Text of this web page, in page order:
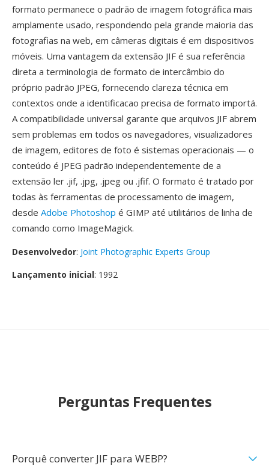
formato permanece o padrão de imagem fotográfica mais
amplamente usado, respondendo pela grande maioria das
fotografias na web, em câmeras digitais é em dispositivos
móveis. Uma vantagem da extensão JIF é sua referência
direta a terminologia de formato de intercâmbio do
próprio padrão JPEG, fornecendo clareza técnica em
contextos onde a identificacao precisa de formato importá.
A compatibilidade universal garante que arquivos JIF abrem
sem problemas em todos os navegadores, visualizadores
de imagem, editores de foto é sistemas operacionais — o
conteúdo é JPEG padrão independentemente de a
extensão ler .jif, .jpg, .jpeg ou .jfif. O formato é tratado por
todas às ferramentas de processamento de imagem,
desde Adobe Photoshop é GIMP até utilitários de linha de
comando como ImageMagick.
Desenvolvedor: Joint Photographic Experts Group
Lançamento inicial: 1992
Perguntas Frequentes
Porquê converter JIF para WEBP?